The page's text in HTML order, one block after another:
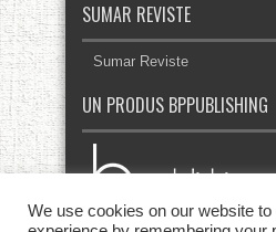
SUMAR REVISTE
Sumar Reviste
UN PRODUS BPPUBLISHING
We use cookies on our website